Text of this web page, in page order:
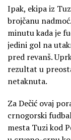
Ipak, ekipa iz
brojčanu
minutu kada je
jedini gol na
pred revanš.
rezultat u
netaknuta.
Za Dečić ovaj
crnogorski
mesta Tuzi kod